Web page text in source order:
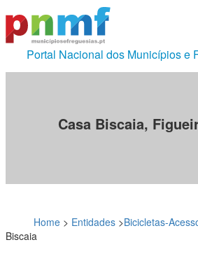
Portal Nacional dos Municípios e
Casa Biscaia,
Home > Entidades >Bicicletas-
Biscaia